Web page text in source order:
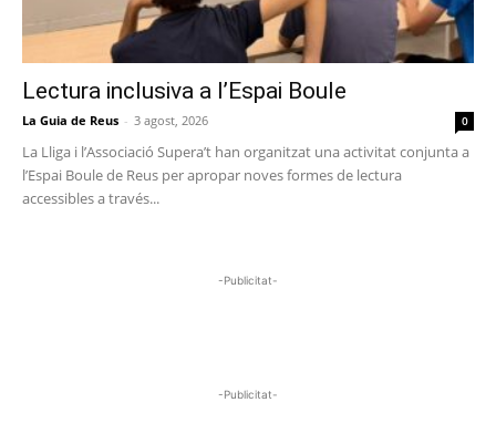
Lectura inclusiva a l’Espai Boule
La Guia de Reus - 3 agost, 2026 0
La Lliga i l’Associació Supera’t han organitzat una activitat conjunta a
l’Espai Boule de Reus per apropar noves formes de lectura
accessibles a través...
-Publicitat-
-Publicitat-